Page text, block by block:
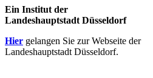
Ein Institut der
Landeshauptstadt Düsseldorf
Hier gelangen Sie zur Webseite der
Landeshauptstadt Düsseldorf.